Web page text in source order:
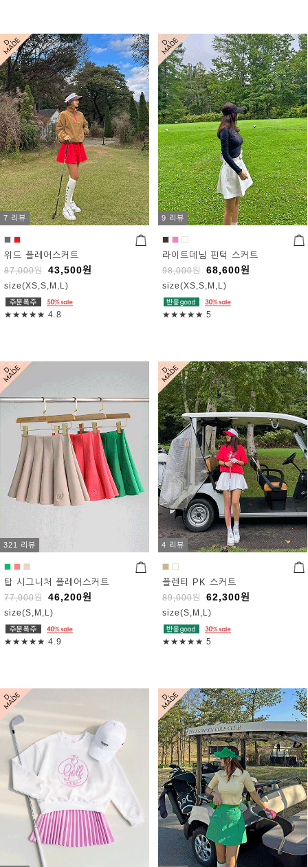
7 리뷰
위드 플레어스커트
87,000원 43,500원
size(XS,S,M,L)
★★★★★ 4.8
9 리뷰
라이트데님 핀턱 스커트
98,000원 68,600원
size(XS,S,M,L)
★★★★★ 5
321 리뷰
탑 시그니처 플레어스커트
77,000원 46,200원
size(S,M,L)
★★★★★ 4.9
4 리뷰
플렌티 PK 스커트
89,000원 62,300원
size(S,M,L)
★★★★★ 5